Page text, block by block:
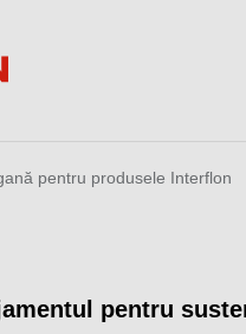
pentru produsele Interflon
pentru